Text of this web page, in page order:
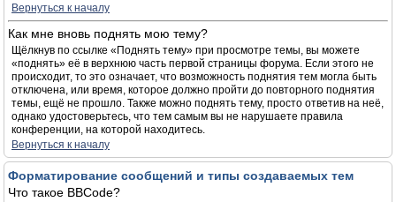
Вернуться к началу
Как мне вновь поднять мою тему?
Щёлкнув по ссылке «Поднять тему» при просмотре темы, вы можете
«поднять» её в верхнюю часть первой страницы форума. Если этого не
происходит, то это означает, что возможность поднятия тем могла быть
отключена, или время, которое должно пройти до повторного поднятия
темы, ещё не прошло. Также можно поднять тему, просто ответив на неё,
однако удостоверьтесь, что тем самым вы не нарушаете правила
конференции, на которой находитесь.
Вернуться к началу
Форматирование сообщений и типы создаваемых тем
Что такое BBCode?